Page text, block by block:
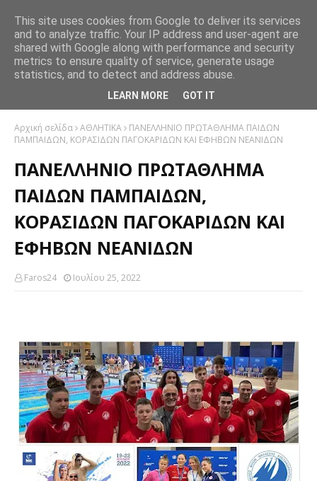
Αρχική σελίδα ΑΘΛΗΤΙΚΑ
ΠΑΝΕΛΛΗΝΙΟ ΠΡΩΤΑΘΛΗΜΑ ΠΑΙΔΩΝ
ΠΑΜΠΑΙΔΩΝ, ΚΟΡΑΣΙΔΩΝ ΠΑΓΟΚΑΡΙΔΩΝ ΚΑΙ ΕΦΗΒΩΝ ΝΕΑΝΙΔΩΝ
ΠΑΝΕΛΛΗΝΙΟ ΠΡΩΤΑΘΛΗΜΑ
ΠΑΙΔΩΝ ΠΑΜΠΑΙΔΩΝ,
ΚΟΡΑΣΙΔΩΝ ΠΑΓΟΚΑΡΙΔΩΝ ΚΑΙ
ΕΦΗΒΩΝ ΝΕΑΝΙΔΩΝ
Faros24 Ιουλίου 25, 2022
This site uses cookies from Google to deliver its services
and to analyze traffic. Your IP address and user-agent are
shared with Google along with performance and security
metrics to ensure quality of service, generate usage
statistics, and to detect and address abuse.
LEARN MORE GOT IT